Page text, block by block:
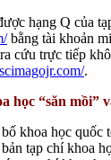
hạng Q của
bằng tài khoản
cứu trực tiếp
.
học “săn mồi”
khoa học quốc
tạp chí khoa